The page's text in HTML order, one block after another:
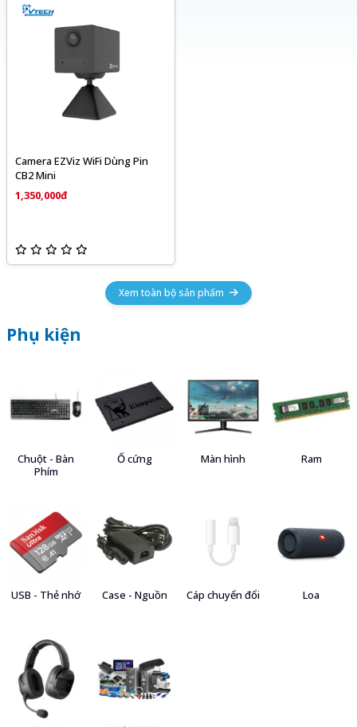
Camera EZViz WiFi Dùng Pin
CB2 Mini
1,350,000đ
Xem toàn bộ sản phẩm
Phụ kiện
Chuột - Bàn
Phím
Ổ cứng Màn hình Ram
USB - Thẻ nhớ Case - Nguồn Cáp chuyển đổi Loa